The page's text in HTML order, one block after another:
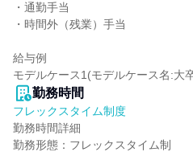
・通勤手当
・時間外（残業）手当
給与例
モデルケース1(モデルケース名:大
勤務時間
フレックスタイム制度
勤務時間詳細
勤務形態：フレックスタイム制